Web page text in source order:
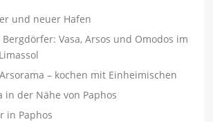
und neuer Hafen
Vasa, Arsos und Omodos im
– kochen mit Einheimischen
in der Nähe von Paphos
in Paphos